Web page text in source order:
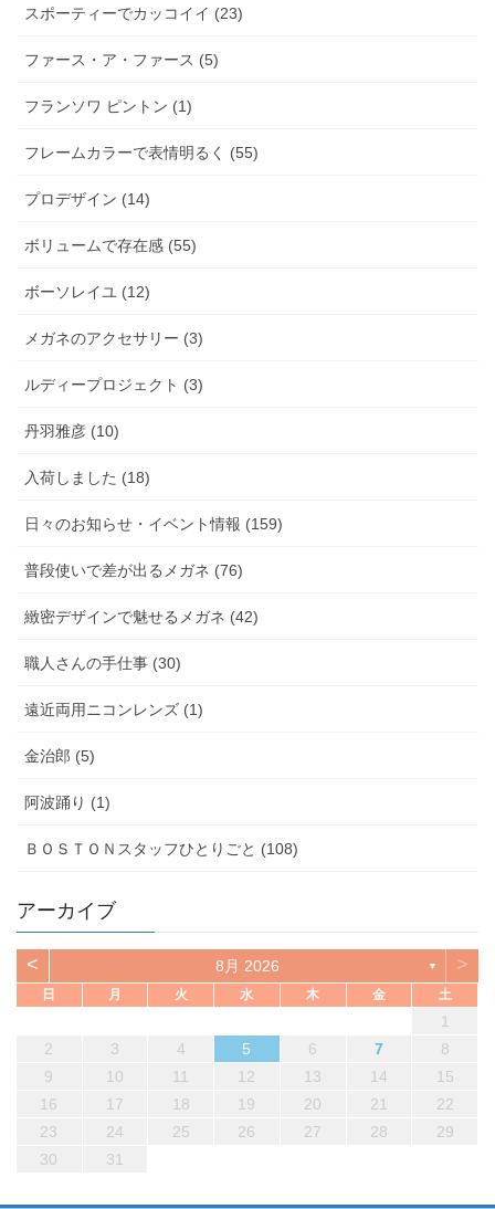
スポーティーでカッコイイ (23)
ファース・ア・ファース (5)
フランソワ ピントン (1)
フレームカラーで表情明るく (55)
プロデザイン (14)
ボリュームで存在感 (55)
ボーソレイユ (12)
メガネのアクセサリー (3)
ルディープロジェクト (3)
丹羽雅彦 (10)
入荷しました (18)
日々のお知らせ・イベント情報 (159)
普段使いで差が出るメガネ (76)
緻密デザインで魅せるメガネ (42)
職人さんの手仕事 (30)
遠近両用ニコンレンズ (1)
金治郎 (5)
阿波踊り (1)
ＢＯＳＴＯＮスタッフひとりごと (108)
アーカイブ
< 8月 2026 ▼ >
日 月 火 水 木 金 土
1
2
3 4 5 6 7
8
9
10 11 12 13 14
15
16
17 18 19 20 21
22
23
24 25 26 27 28
29
30
31